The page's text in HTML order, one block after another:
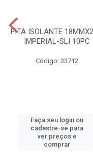
FITA ISOLANTE
IMPERIAL-SLI 10PC
Código: 33712
Faça seu login ou
cadastre-se para
ver preços e
comprar